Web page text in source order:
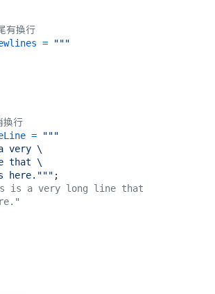
有換行
=
"""
行
=
"""
here."""
is a very long line that